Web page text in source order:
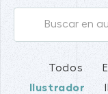
Todos
Ilustrador